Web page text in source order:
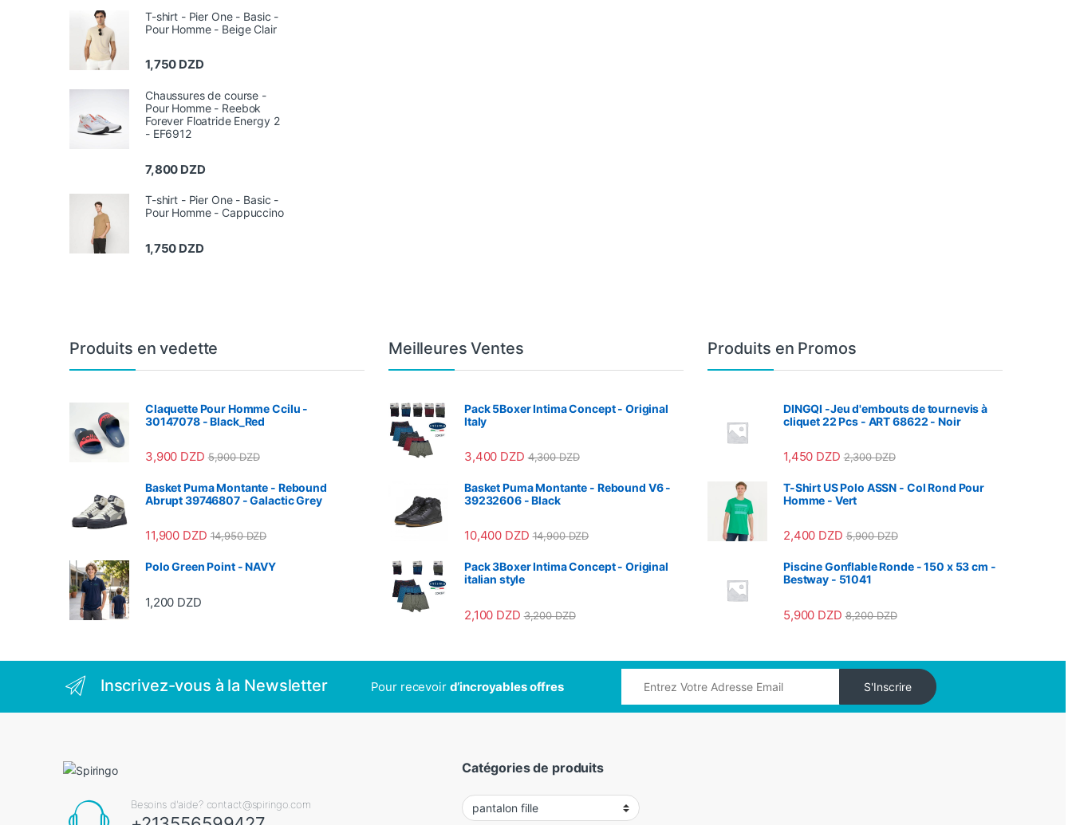
T-shirt - Pier One - Basic -
Pour Homme - Beige Clair
1,750 DZD
Chaussures de course -
Pour Homme - Reebok
Forever Floatride Energy 2
- EF6912
7,800 DZD
T-shirt - Pier One - Basic -
Pour Homme - Cappuccino
1,750 DZD
Produits en vedette
Claquette Pour Homme Ccilu -
30147078 - Black_Red
3,900 DZD 5,900DZD
Basket Puma Montante - Rebound
Abrupt 39746807 - Galactic Grey
11,900 DZD 14,950DZD
Polo Green Point - NAVY
1,200 DZD
Meilleures Ventes
Pack 5Boxer Intima Concept - Original
Italy
3,400 DZD 4,300DZD
Basket Puma Montante - Rebound V6 -
39232606 - Black
10,400 DZD 14,900DZD
Pack 3Boxer Intima Concept - Original
italian style
2,100 DZD 3,200DZD
Produits en Promos
DINGQI -Jeu d'embouts de tournevis à
cliquet 22 Pcs - ART 68622 - Noir
1,450 DZD 2,300DZD
T-Shirt US Polo ASSN - Col Rond Pour
Homme - Vert
2,400 DZD 5,900DZD
Piscine Gonflable Ronde - 150 x 53 cm -
Bestway - 51041
5,900 DZD 8,200DZD
Inscrivez-vous à la Newsletter Pour recevoir d’incroyables offres S'Inscrire
Besoins d'aide? contact@spiringo.com
Catégories de produits